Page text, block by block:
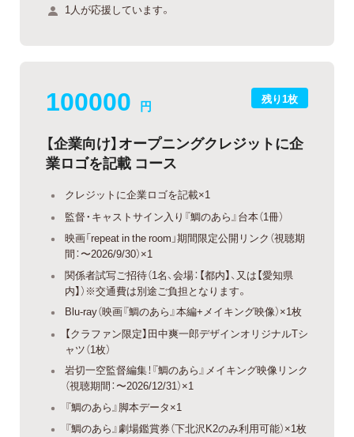
1人が応援しています。
残り1枚
100000 円
【企業向け】オープニングクレジットに企
業ロゴを記載 コース
クレジットに企業ロゴを記載×1
監督・キャストサイン入り『鯛のあら』台本（1冊）
映画「repeat in the room」期間限定公開リンク（視聴期
間：〜2026/9/30）×1
関係者試写ご招待（1名、会場：【都内】、又は【愛知県
内】）※交通費は別途ご負担となります。
Blu-ray（映画『鯛のあら』本編+メイキング映像）×1枚
【クラファン限定】田中爽一郎デザインオリジナルTシ
ャツ（1枚）
岩切一空監督編集！『鯛のあら』メイキング映像リンク
（視聴期間：〜2026/12/31）×1
『鯛のあら』脚本データ×1
『鯛のあら』劇場鑑賞券（下北沢K2のみ利用可能）×1枚